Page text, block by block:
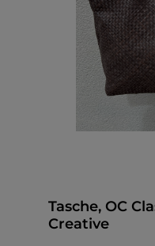
Tasche, OC
Creative